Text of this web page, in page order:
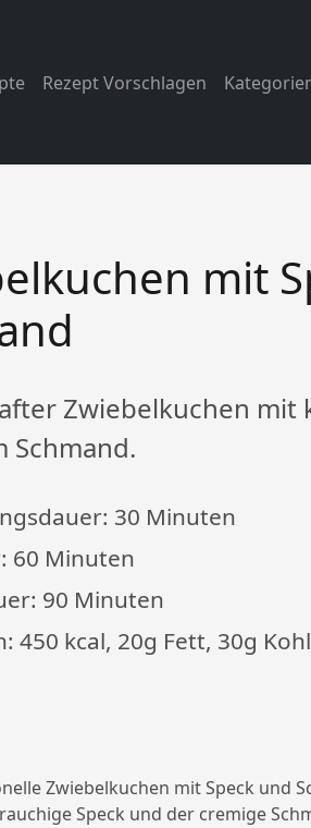
Rezept Vorschlagen
mit
Zwiebelkuchen mit
Schmand.
30 Minuten
60 Minuten
90 Minuten
450 kcal, 20g Fett, 30g
Zwiebelkuchen mit Speck und
Speck und der cremige